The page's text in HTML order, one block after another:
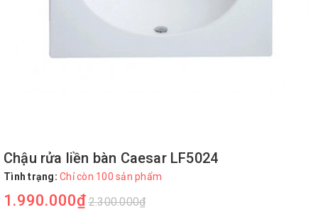
Chậu rửa liền bàn Caesar LF5024
Tình trạng: Chỉ còn 100 sản phẩm
1.990.000₫ 2.300.000₫